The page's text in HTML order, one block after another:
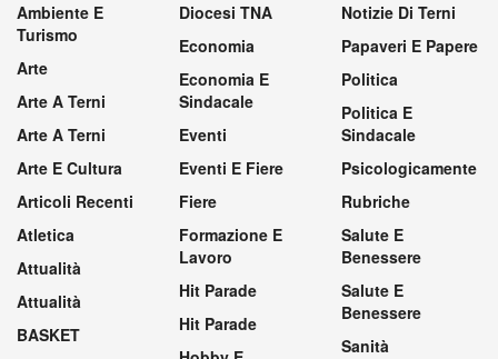
Ambiente E
Turismo
Arte
Arte A Terni
Arte A Terni
Arte E Cultura
Articoli Recenti
Atletica
Attualità
Attualità
BASKET
Diocesi TNA
Economia
Economia E
Sindacale
Eventi
Eventi E Fiere
Fiere
Formazione E
Lavoro
Hit Parade
Hit Parade
Notizie Di Terni
Papaveri E Papere
Politica
Politica E
Sindacale
Psicologicamente
Rubriche
Salute E
Benessere
Salute E
Benessere
Sanità